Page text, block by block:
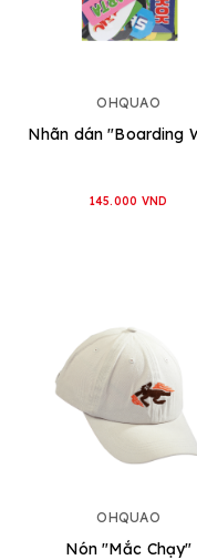
OHQUAO
145.000 VND
OHQUAO
Nón "Mắc Chạy"